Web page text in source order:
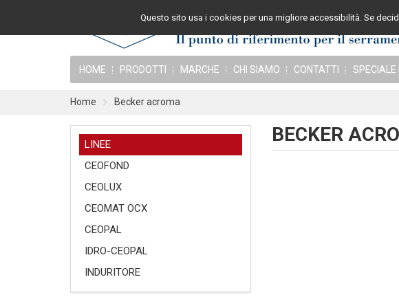
HOME PRODOTTI MARCHE CHI SIAMO CONTATTI SPECIALE
Home Becker acroma
LINEE
CEOFOND
CEOLUX
CEOMAT OCX
CEOPAL
IDRO-CEOPAL
INDURITORE
BECKER
Questo sito usa i cookies per una migliore accessibilità. Se